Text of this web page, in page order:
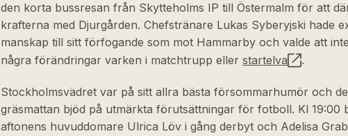
den korta bussresan från Skytteholms IP till Östermalm för att
krafterna med Djurgården. Chefstränare Lukas Syberyjski hade
manskap till sitt förfogande som mot Hammarby och valde att
några förändringar varken i matchtrupp eller startelva .
Stockholmsvädret var på sitt allra bästa försommarhumör och
gräsmattan bjöd på utmärkta förutsättningar för fotboll. Kl 19:00
aftonens huvuddomare Ulrica Löv i gång derbyt och Adelisa